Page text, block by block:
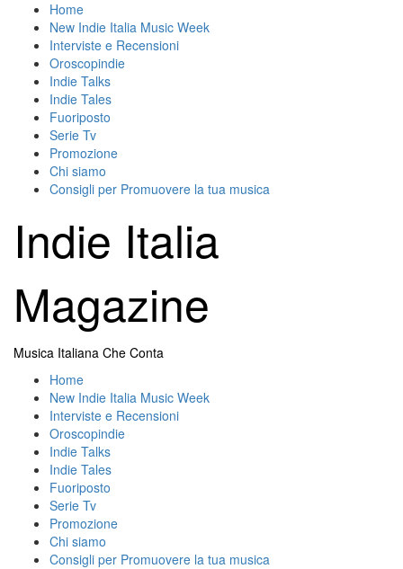
content
Home
New Indie Italia Music Week
Interviste e Recensioni
Oroscopindie
Indie Talks
Indie Tales
Fuoriposto
Serie Tv
Promozione
Chi siamo
Consigli per Promuovere la tua musica
Indie Italia
Magazine
Musica Italiana Che Conta
Primary
Menu
Home
New Indie Italia Music Week
Interviste e Recensioni
Oroscopindie
Indie Talks
Indie Tales
Fuoriposto
Serie Tv
Promozione
Chi siamo
Consigli per Promuovere la tua musica